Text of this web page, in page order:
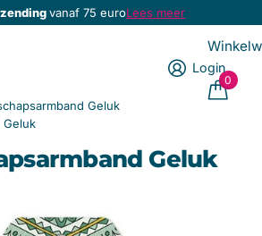
vanaf 75 euroLees meer
Login
0
Geluk
Geluk
Geluk